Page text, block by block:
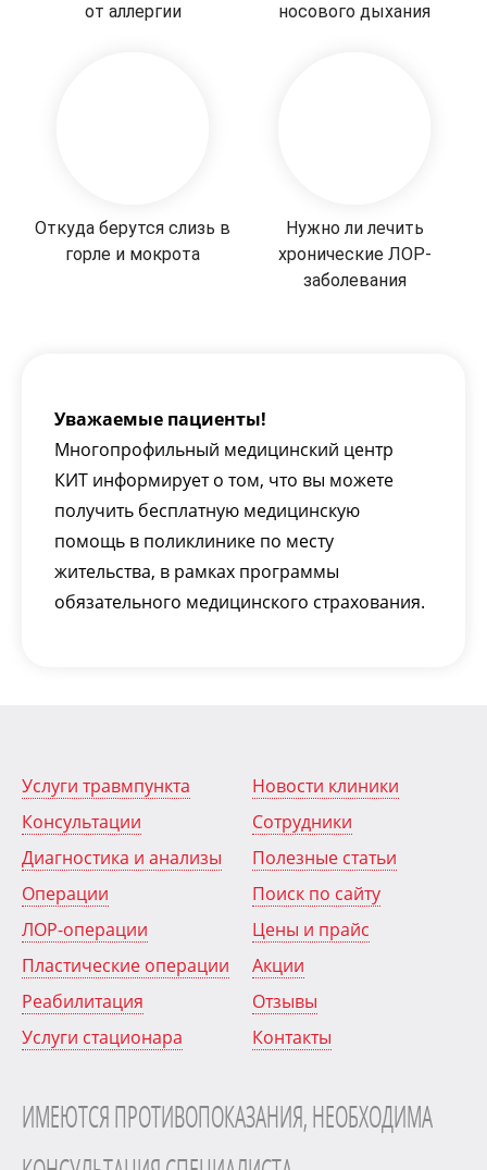
от аллергии
носового дыхания
Откуда берутся слизь в
горле и мокрота
Нужно ли лечить
хронические ЛОР-
заболевания
Уважаемые пациенты!
Многопрофильный медицинский центр
КИТ информирует о том, что вы можете
получить бесплатную медицинскую
помощь в поликлинике по месту
жительства, в рамках программы
обязательного медицинского страхования.
Услуги травмпункта
Консультации
Диагностика и анализы
Операции
ЛОР-операции
Пластические операции
Реабилитация
Услуги стационара
Новости клиники
Сотрудники
Полезные статьи
Поиск по сайту
Цены и прайс
Акции
Отзывы
Контакты
ИМЕЮТСЯ ПРОТИВОПОКАЗАНИЯ, НЕОБХОДИМА